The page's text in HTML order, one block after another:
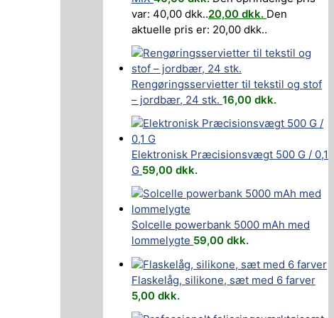
var: 40,00 dkk..20,00 dkk. Den
aktuelle pris er: 20,00 dkk..
Rengøringsservietter til tekstil og stof
– jordbær, 24 stk. 16,00 dkk.
Elektronisk Præcisionsvægt 500 G / 0,1
G 59,00 dkk.
Solcelle powerbank 5000 mAh med
lommelygte 59,00 dkk.
Flaskelåg, silikone, sæt med 6 farver
5,00 dkk.